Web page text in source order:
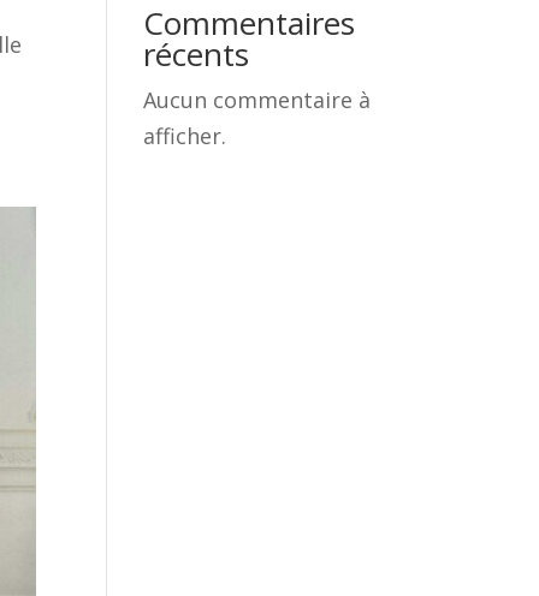
Commentaires
récents
Aucun commentaire à
afficher.